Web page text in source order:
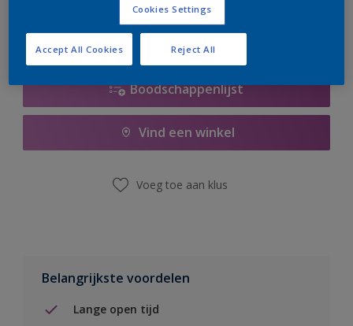
Boodschappenlijst
Vind een winkel
Voeg toe aan klus
Belangrijkste voordelen
Lange open tijd
Cookies Settings
Reject All
Accept All Cookies